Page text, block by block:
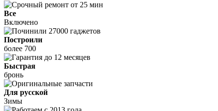
Все
Включено
Построили
более 700
Быстрая
бронь
Для русской
Зимы